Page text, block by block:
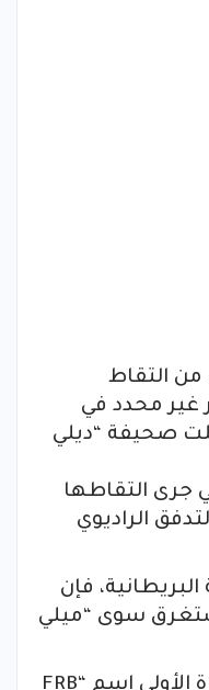
التقاط
غير محدد في
صحيفة “ديلي
جرى التقاطها
الراديوي
فإن
سوى “ميلي